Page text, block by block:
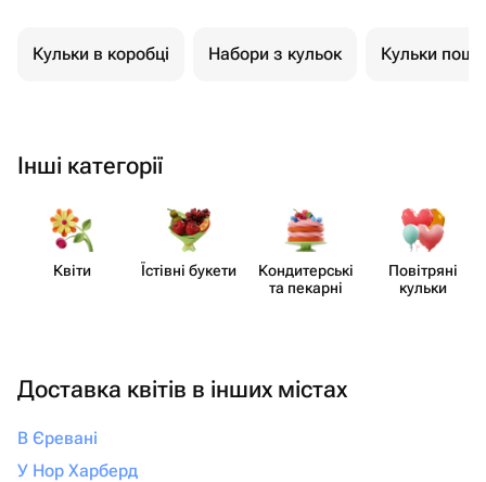
Кульки в коробці Набори з кульок Кульки
Інші категорії
Квіти Їстівні букети
Кондит​ерські
та пекарні
Повітряні
кульки
Доставка квітів в інших містах
В Єревані
У Нор Харберд